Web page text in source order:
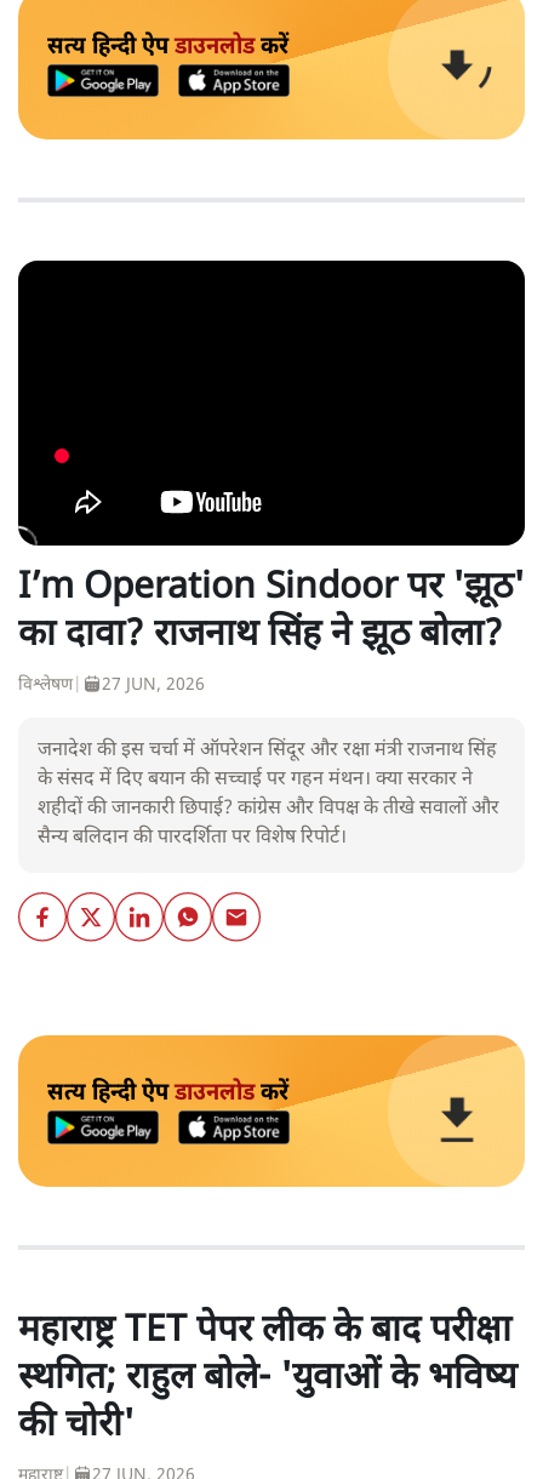
सत्य हिन्दी ऐपडाउनलोडकरें
I’m Operation Sindoor पर 'झूठ'
का दावा? राजनाथ सिंह ने झूठ बोला?
विश्लेषण| 27 JUN, 2026
जनादेश की इस चर्चा में ऑपरेशन सिंदूर और रक्षा मंत्री राजनाथ सिंह
के संसद में दिए बयान की सच्चाई पर गहन मंथन। क्या सरकार ने
शहीदों की जानकारी छिपाई? कांग्रेस और विपक्ष के तीखे सवालों और
सैन्य बलिदान की पारदर्शिता पर विशेष रिपोर्ट।
सत्य हिन्दी ऐपडाउनलोडकरें
महाराष्ट्र TET पेपर लीक के बाद परीक्षा
स्थगित; राहुल बोले- 'युवाओं के भविष्य
की चोरी'